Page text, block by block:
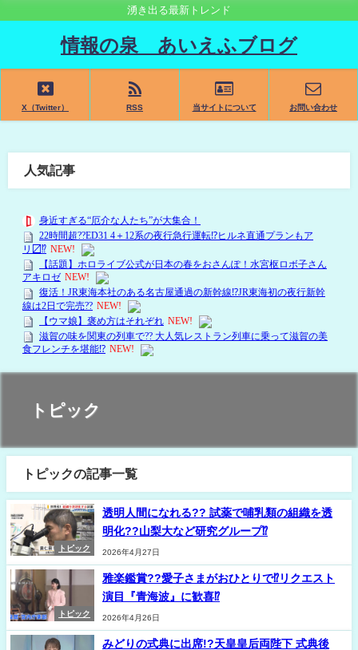
湧き出る最新トレンド
情報の泉 あいえふブログ
X（Twitter） RSS 当サイトについて お問い合わせ
人気記事
トピック
トピックの記事一覧
トピック
透明人間になれる?? 試薬で哺乳類の組織を透
明化??山梨大など研究グループ⁉
2026年4月27日
トピック
雅楽鑑賞??愛子さまがおひとりで⁉リクエスト
演目『青海波』に歓喜⁉
2026年4月26日
みどりの式典に出席!?天皇皇后両陛下 式典後